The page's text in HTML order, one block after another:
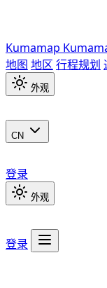
Kumamap
地图 地区 行程规划
外观
CN
登录
外观
登录